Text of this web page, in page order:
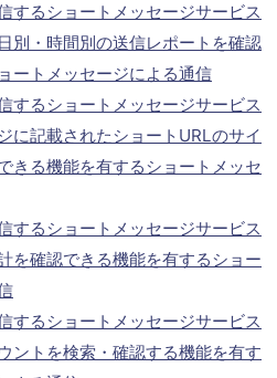
するショートメッセージサービス
別・時間別の送信レポートを確認
ートメッセージによる通信
するショートメッセージサービス
に記載されたショートURLのサイ
きる機能を有するショートメッセ
するショートメッセージサービス
を確認できる機能を有するショー
するショートメッセージサービス
ントを検索・確認する機能を有す